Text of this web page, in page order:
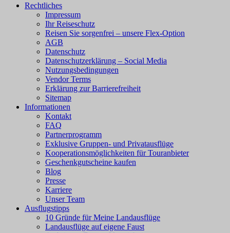
Rechtliches
Impressum
Ihr Reiseschutz
Reisen Sie sorgenfrei – unsere Flex-Option
AGB
Datenschutz
Datenschutzerklärung – Social Media
Nutzungsbedingungen
Vendor Terms
Erklärung zur Barrierefreiheit
Sitemap
Informationen
Kontakt
FAQ
Partnerprogramm
Exklusive Gruppen- und Privatausflüge
Kooperationsmöglichkeiten für Touranbieter
Geschenkgutscheine kaufen
Blog
Presse
Karriere
Unser Team
Ausflugstipps
10 Gründe für Meine Landausflüge
Landausflüge auf eigene Faust